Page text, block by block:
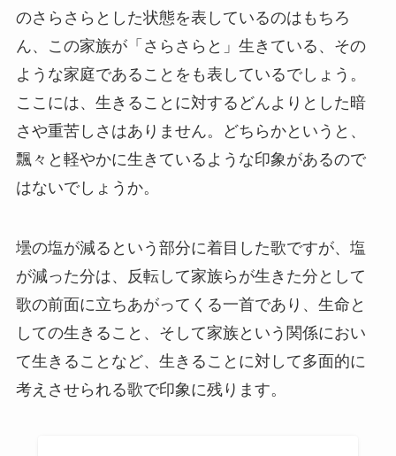
のさらさらとした状態を表しているのはもちろ
ん、この家族が「さらさらと」生きている、その
ような家庭であることをも表しているでしょう。
ここには、生きることに対するどんよりとした暗
さや重苦しさはありません。どちらかというと、
飄々と軽やかに生きているような印象があるので
はないでしょうか。
壜の塩が減るという部分に着目した歌ですが、塩
が減った分は、反転して家族らが生きた分として
歌の前面に立ちあがってくる一首であり、生命と
しての生きること、そして家族という関係におい
て生きることなど、生きることに対して多面的に
考えさせられる歌で印象に残ります。